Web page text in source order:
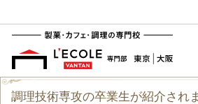
調理技術専攻の卒業生が紹介さ